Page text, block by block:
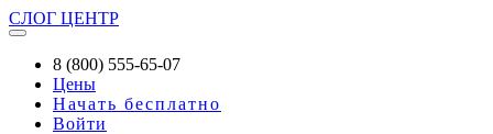
СЛОГ ЦЕНТР
8 (800) 555-65-07
Цены
Начать бесплатно
Войти